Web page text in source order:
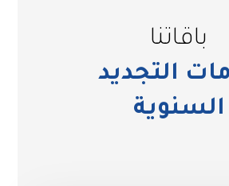
باقاتنا
التجديد
السنوية